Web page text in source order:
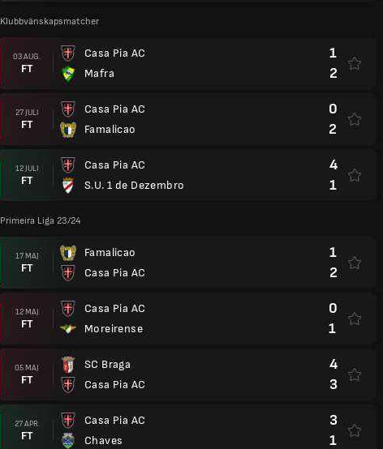
Klubbvänskapsmatcher
03 AUG.
FT
Casa Pia AC
Mafra
1
2
27 JULI
FT
Casa Pia AC
Famalicao
0
2
12 JULI
FT
Casa Pia AC
S.U. 1 de Dezembro
4
1
Primeira Liga 23/24
17 MAJ
FT
Famalicao
Casa Pia AC
1
2
12 MAJ
FT
Casa Pia AC
Moreirense
0
1
05 MAJ
FT
SC Braga
Casa Pia AC
4
3
27 APR.
FT
Casa Pia AC
Chaves
3
1